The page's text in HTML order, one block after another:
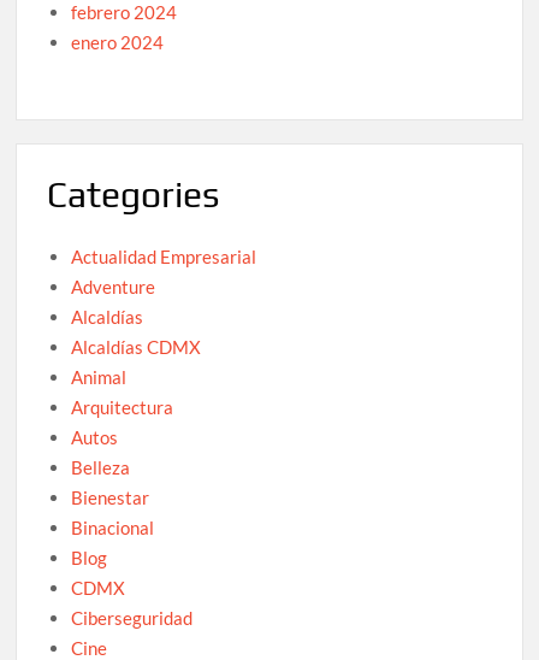
febrero 2024
enero 2024
Categories
Actualidad Empresarial
Adventure
Alcaldías
Alcaldías CDMX
Animal
Arquitectura
Autos
Belleza
Bienestar
Binacional
Blog
CDMX
Ciberseguridad
Cine